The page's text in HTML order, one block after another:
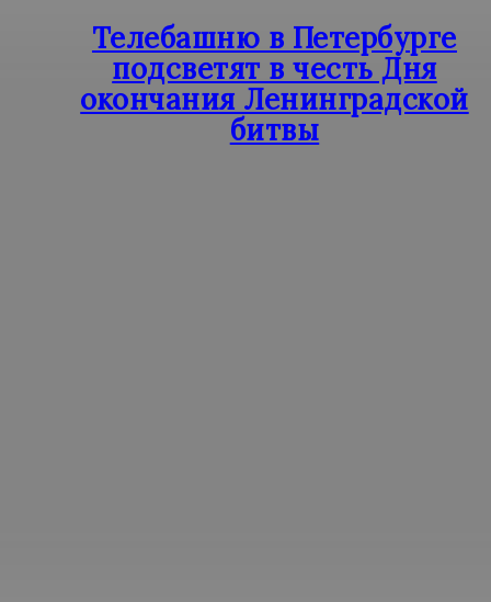
Телебашню в Петербурге
подсветят в честь Дня
окончания Ленинградской
битвы